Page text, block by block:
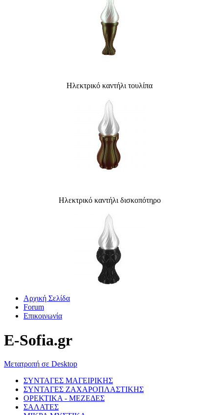
Ηλεκτρικό καντήλι τουλίπα
Ηλεκτρικό καντήλι δισκοπότηρο
Αρχική Σελίδα
Forum
Επικοινωνία
E-Sofia.gr
Μετατροπή σε Desktop
ΣΥΝΤΑΓΕΣ ΜΑΓΕΙΡΙΚΗΣ
ΣΥΝΤΑΓΕΣ ΖΑΧΑΡΟΠΛΑΣΤΙΚΗΣ
ΟΡΕΚΤΙΚΑ - ΜΕΖΕΔΕΣ
ΣΑΛΑΤΕΣ